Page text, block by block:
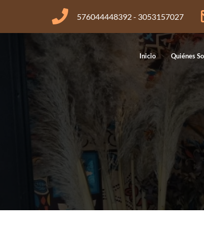
576044448392- 3053157027
Inicio Quiénes